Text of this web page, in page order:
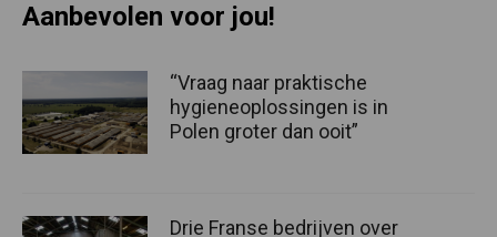
Aanbevolen voor jou!
“Vraag naar praktische
hygieneoplossingen is in
Polen groter dan ooit”
Drie Franse bedrijven over